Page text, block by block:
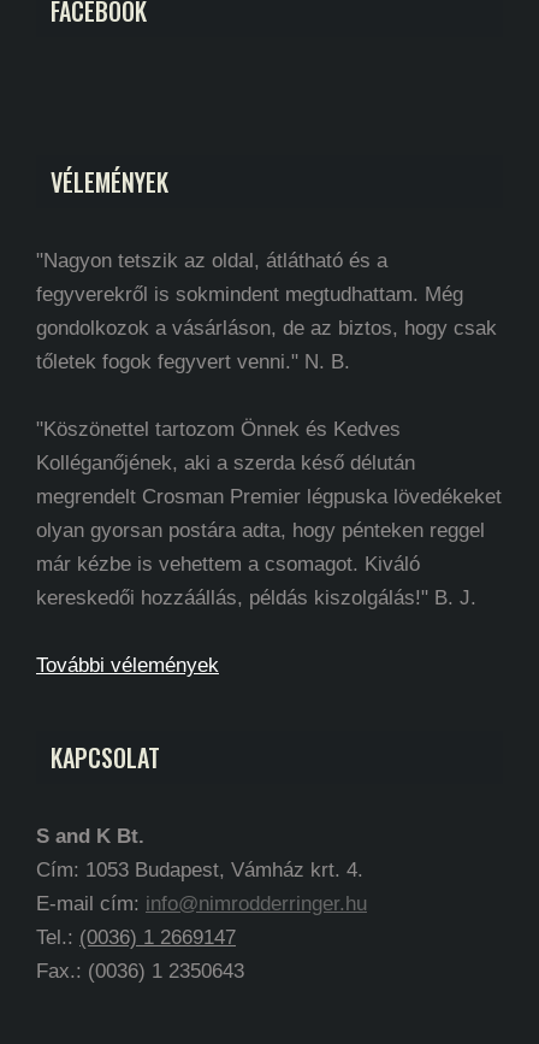
FACEBOOK
VÉLEMÉNYEK
"Nagyon tetszik az oldal, átlátható és a
fegyverekről is sokmindent megtudhattam. Még
gondolkozok a vásárláson, de az biztos, hogy csak
tőletek fogok fegyvert venni." N. B.
"Köszönettel tartozom Önnek és Kedves
Kolléganőjének, aki a szerda késő délután
megrendelt Crosman Premier légpuska lövedékeket
olyan gyorsan postára adta, hogy pénteken reggel
már kézbe is vehettem a csomagot. Kiváló
kereskedői hozzáállás, példás kiszolgálás!" B. J.
További vélemények
KAPCSOLAT
S and K Bt.
Cím: 1053 Budapest, Vámház krt. 4.
E-mail cím: info@nimrodderringer.hu
Tel.: (0036) 1 2669147
Fax.: (0036) 1 2350643